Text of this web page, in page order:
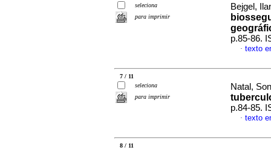
seleciona
para imprimir
Bejgel,
p.85-86.
· texto
7 / 11
seleciona
para imprimir
Natal,
p.84-85.
· texto
8 / 11